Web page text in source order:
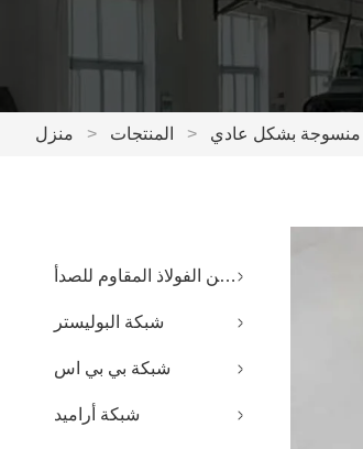
منزل > المنتجات >
شبكة من الفولاذ المقاوم للصدأ
شبكة البوليستر
شبكة بي بي اس
شبكة أراميد